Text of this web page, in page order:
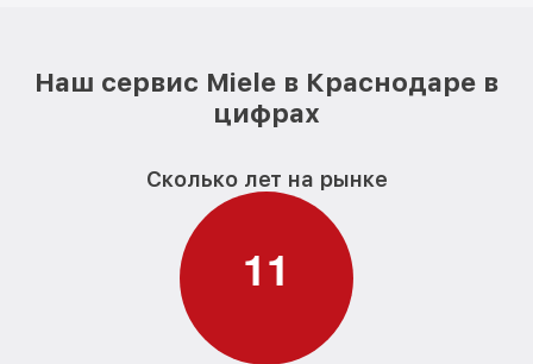
Наш сервис Miele в Краснодаре в
цифрах
Сколько лет на рынке
11